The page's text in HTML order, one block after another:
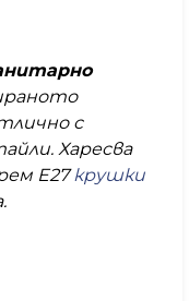
с
Харесва
E27крушки